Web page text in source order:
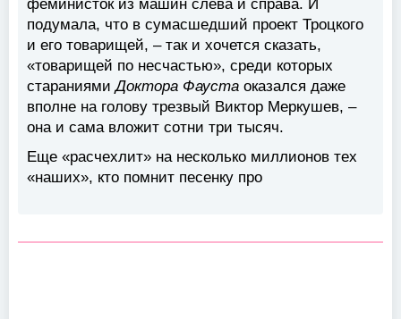
феминисток из машин слева и справа. И
подумала, что в сумасшедший проект Троцкого
и его товарищей, – так и хочется сказать,
«товарищей по несчастью», среди которых
стараниямиДоктора Фауста оказался даже
вполне на голову трезвый Виктор Меркушев, –
она и сама вложит сотни три тысяч.
Еще «расчехлит» на несколько миллионов тех
«наших», кто помнит песенку про